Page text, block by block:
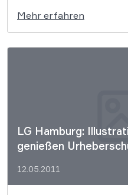
Mehr erfahren
LG Hamburg:
genießen
12.05.2011